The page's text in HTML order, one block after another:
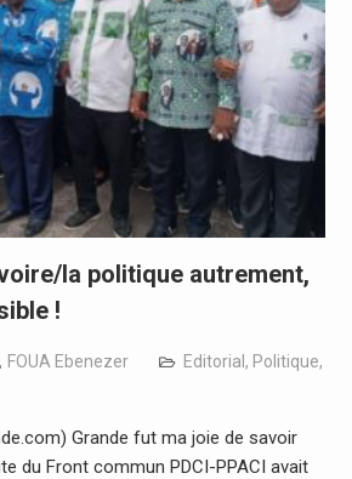
la politique autrement,
!
FOUA Ebenezer Editorial , Politique,
Grande fut ma joie de savoir
du Front commun PDCI-PPACI avait